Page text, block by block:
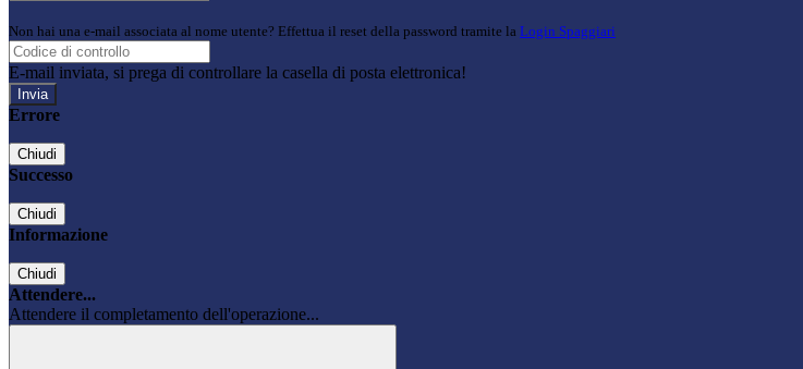
Non hai una e-mail associata al nome utente? Effettua il reset della password tramite la Login Spaggiari
E-mail inviata, si prega di controllare la casella di posta elettronica!
Errore
Chiudi
Successo
Chiudi
Informazione
Chiudi
Attendere...
Attendere il completamento dell'operazione...